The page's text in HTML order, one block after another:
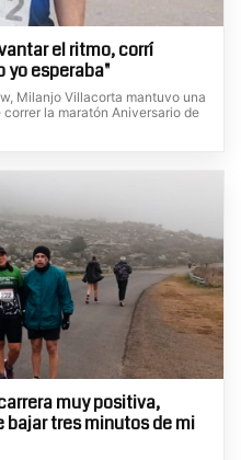
el ritmo, corrí
yo esperaba"
Milanjo Villacorta mantuvo una
la maratón Aniversario de
muy positiva,
bajar tres minutos de mi